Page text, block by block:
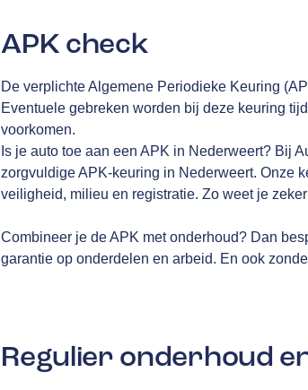
APK check
De verplichte Algemene Periodieke Keuring
Eventuele gebreken worden bij deze keuring
voorkomen.
Is je auto toe aan een APK in Nederweert? Bij
zorgvuldige APK-keuring in Nederweert. Onze
veiligheid, milieu en registratie. Zo weet je
Combineer je de APK met onderhoud? Dan
garantie op onderdelen en arbeid. En ook
Regulier onderhoud